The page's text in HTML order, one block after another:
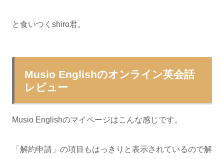
と食いつくshiro君。
Musio Englishのオンライン英会話
レビュー
Musio Englishのマイページはこんな感じです。
「解約申請」の項目もはっきりと表示されているので解